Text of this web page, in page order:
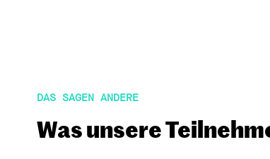
DAS SAGEN ANDERE
Was unsere